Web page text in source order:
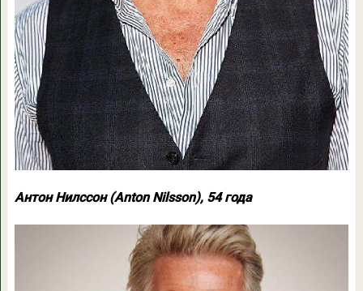
Антон Нилссон (Anton Nilsson), 54 года